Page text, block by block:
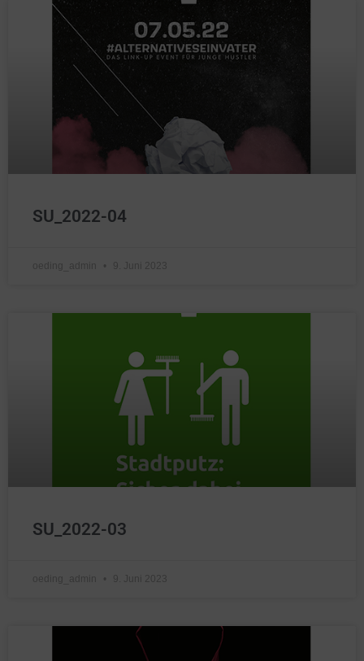
SU_2022-04
oeding_admin 9. Juni 2023
SU_2022-03
oeding_admin 9. Juni 2023